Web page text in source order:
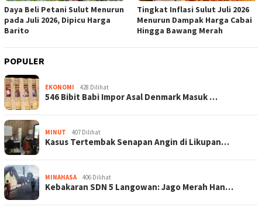
Daya Beli Petani Sulut Menurun
pada Juli 2026, Dipicu Harga
Barito
Tingkat Inflasi Sulut Juli 2026
Menurun Dampak Harga Cabai
Hingga Bawang Merah
POPULER
EKONOMI 428 Dilihat
546 Bibit Babi Impor Asal Denmark Masuk …
MINUT 407 Dilihat
Kasus Tertembak Senapan Angin di Likupan…
MINAHASA 406 Dilihat
Kebakaran SDN 5 Langowan: Jago Merah Han…